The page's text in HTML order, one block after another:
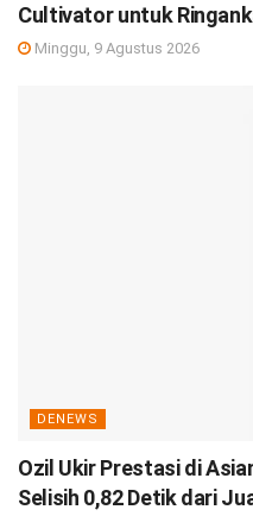
Cultivator untuk
Minggu, 9 Agustus 2026
DENEWS
Ozil Ukir Prestasi di
Selisih 0,82 Detik dari